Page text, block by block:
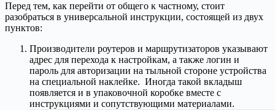
Перед тем, как перейти от общего к частному, стоит
разобраться в универсальной инструкции, состоящей из двух
пунктов:
Производители роутеров и маршрутизаторов указывают
адрес для перехода к настройкам, а также логин и
пароль для авторизации на тыльной стороне устройства
на специальной наклейке. Иногда такой вкладыш
появляется и в упаковочной коробке вместе с
инструкциями и сопутствующими материалами.